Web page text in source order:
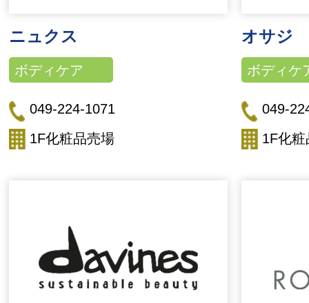
ニュクス
ボディケア
049-224-1071
1F化粧品売場
オサジ
ボディケ
049-
1F化